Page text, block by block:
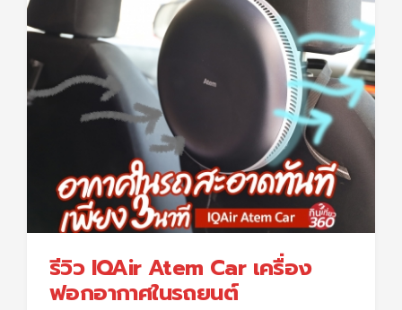
รีวิว IQAir Atem Car เครื่อง
ฟอกอากาศในรถยนต์